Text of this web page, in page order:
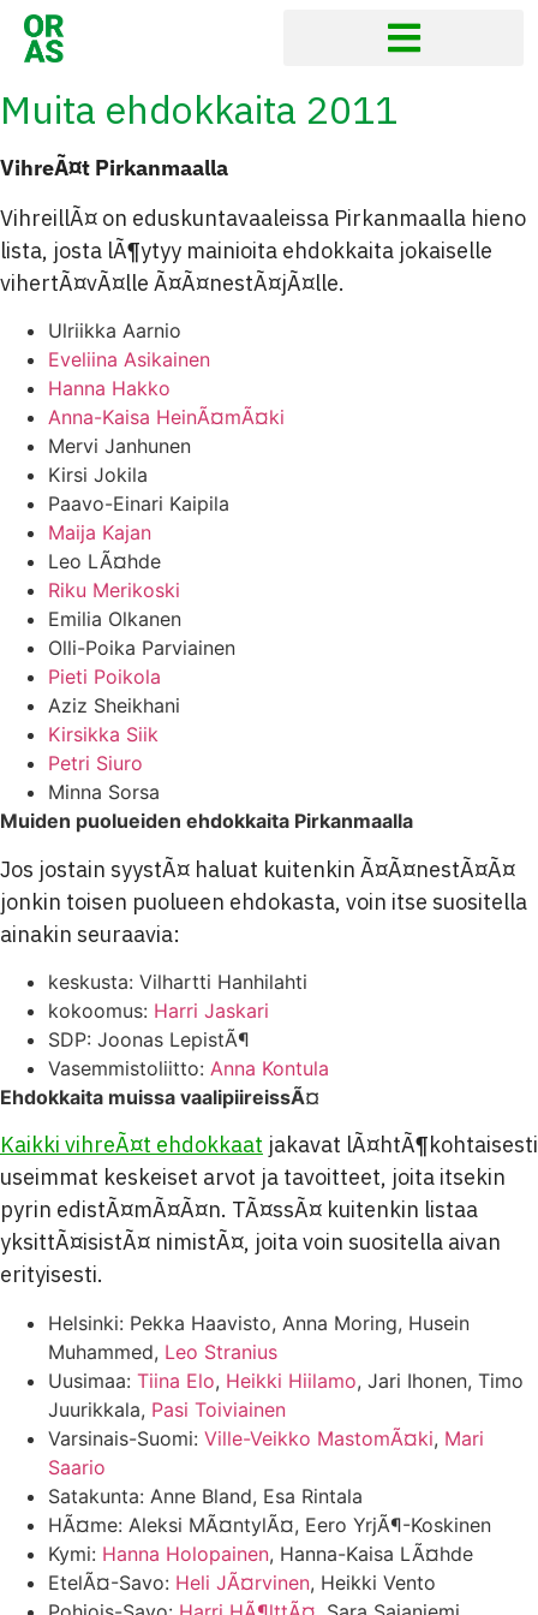
Muita ehdokkaita 2011
VihreÃ¤t Pirkanmaalla
VihreillÃ¤ on eduskuntavaaleissa Pirkanmaalla hieno
lista, josta lÃ¶ytyy mainioita ehdokkaita jokaiselle
vihertÃ¤vÃ¤lle Ã¤Ã¤nestÃ¤jÃ¤lle.
Ulriikka Aarnio
Eveliina Asikainen
Hanna Hakko
Anna-Kaisa HeinÃ¤mÃ¤ki
Mervi Janhunen
Kirsi Jokila
Paavo-Einari Kaipila
Maija Kajan
Leo LÃ¤hde
Riku Merikoski
Emilia Olkanen
Olli-Poika Parviainen
Pieti Poikola
Aziz Sheikhani
Kirsikka Siik
Petri Siuro
Minna Sorsa
Muiden puolueiden ehdokkaita Pirkanmaalla
Jos jostain syystÃ¤ haluat kuitenkin Ã¤Ã¤nestÃ¤Ã¤
jonkin toisen puolueen ehdokasta, voin itse suositella
ainakin seuraavia:
keskusta: Vilhartti Hanhilahti
kokoomus: Harri Jaskari
SDP: Joonas LepistÃ¶
Vasemmistoliitto: Anna Kontula
Ehdokkaita muissa vaalipiireissÃ¤
Kaikki vihreÃ¤t ehdokkaat jakavat lÃ¤htÃ¶kohtaisesti
useimmat keskeiset arvot ja tavoitteet, joita itsekin
pyrin edistÃ¤mÃ¤Ã¤n. TÃ¤ssÃ¤ kuitenkin listaa
yksittÃ¤isistÃ¤ nimistÃ¤, joita voin suositella aivan
erityisesti.
Helsinki: Pekka Haavisto, Anna Moring, Husein
Muhammed, Leo Stranius
Uusimaa: Tiina Elo, Heikki Hiilamo, Jari Ihonen, Timo
Juurikkala, Pasi Toiviainen
Varsinais-Suomi: Ville-Veikko MastomÃ¤ki, Mari
Saario
Satakunta: Anne Bland, Esa Rintala
HÃ¤me: Aleksi MÃ¤ntylÃ¤, Eero YrjÃ¶-Koskinen
Kymi: Hanna Holopainen, Hanna-Kaisa LÃ¤hde
EtelÃ¤-Savo: Heli JÃ¤rvinen, Heikki Vento